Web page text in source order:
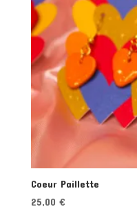
Coeur Paillette
25,00 €